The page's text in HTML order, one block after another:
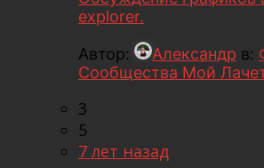
explorer.
Автор:
Александр в:
Сообщества Мой
3
5
7 лет назад